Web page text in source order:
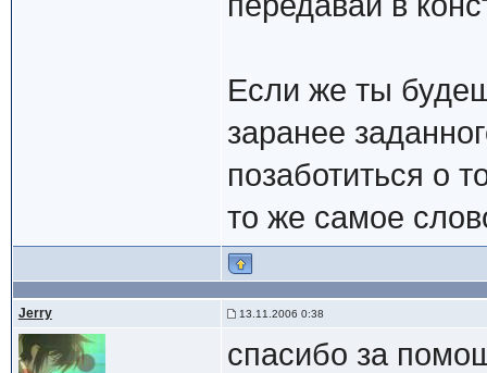
Если же ты
заранее
позаботиться о
то же самое
Jerry 13.11.2006 0:38
спасибо за